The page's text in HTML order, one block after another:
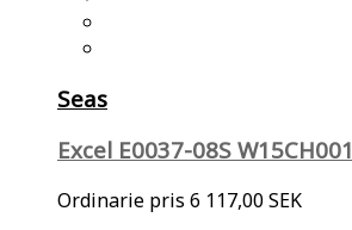
Seas
Excel E0037-08S W15CH001
Ordinarie pris 6 117,00 SEK